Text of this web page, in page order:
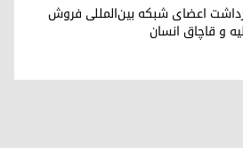
اعضای شبکه بین‌المللی فروش
و قاچاق انسان